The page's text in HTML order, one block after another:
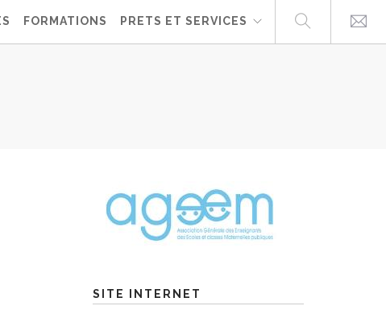
FORMATIONS PRETS ET SERVICES
SITE INTERNET